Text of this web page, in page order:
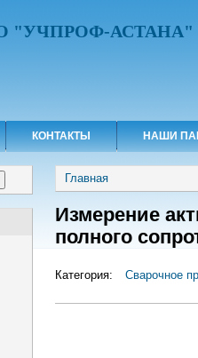
"УЧПРОФ-АСТАНА"
КОНТАКТЫ НАШИ
Вы здесь
Главная
Измерение
полного
Категория: Сварочное